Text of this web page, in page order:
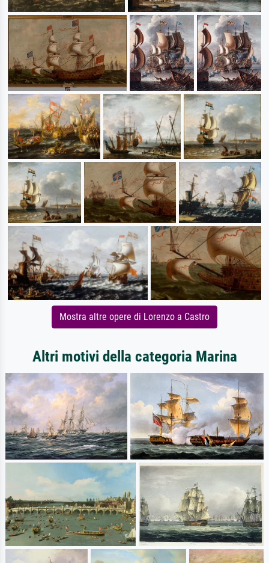
Mostra altre opere di Lorenzo a Castro
Altri motivi della categoria Marina